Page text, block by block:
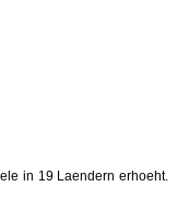
in 19 Laendern erhoeht.